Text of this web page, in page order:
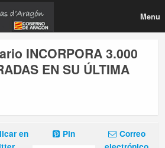
Menu
INCORPORA 3.000
EN SU ÚLTIMA
en
Pin
Correo